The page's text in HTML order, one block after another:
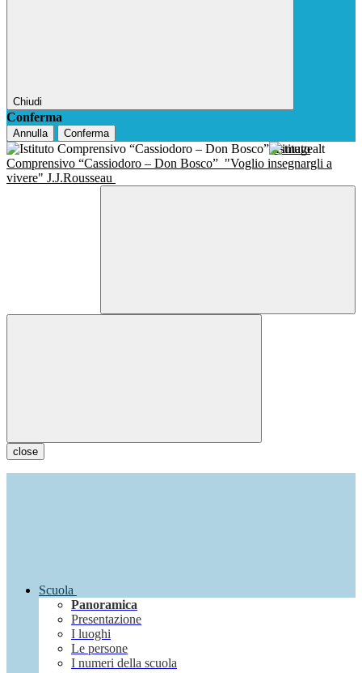
Chiudi
Conferma
Annulla Conferma
Istituto
Comprensivo “Cassiodoro – Don Bosco” "Voglio insegnargli a
vivere" J.J.Rousseau
close
Scuola
Panoramica
Presentazione
I luoghi
Le persone
I numeri della scuola